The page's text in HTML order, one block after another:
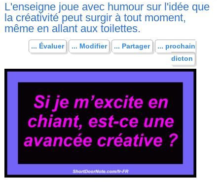
L'enseigne joue avec humour sur l'idée que
la créativité peut surgir à tout moment,
même en allant aux toilettes.
... Évaluer ... Modifier ... Partager
... prochain
dicton